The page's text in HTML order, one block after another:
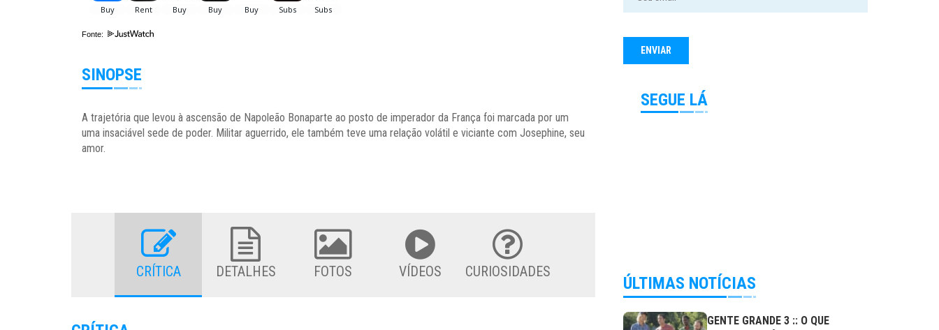
Fonte:
SINOPSE
A trajetória que levou à ascensão de Napoleão Bonaparte ao posto de imperador da França foi marcada por um
uma insaciável sede de poder. Militar aguerrido, ele também teve uma relação volátil e viciante com Josephine, seu
amor.
CRÍTICA DETALHES FOTOS VÍDEOS CURIOSIDADES
SEGUE LÁ
ÚLTIMAS NOTÍCIAS
GENTE GRANDE 3 :: O QUE